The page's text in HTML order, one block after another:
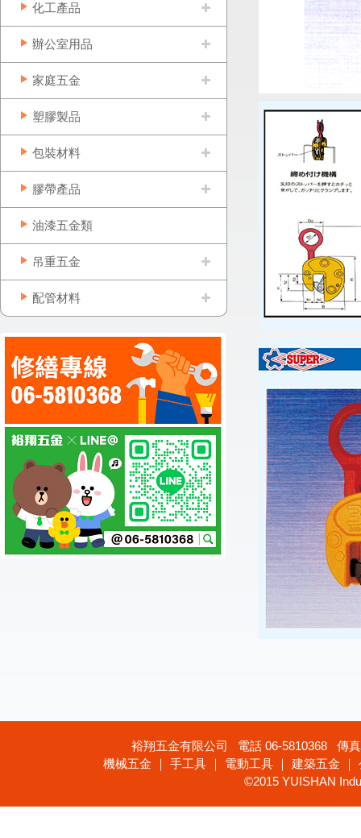
化工產品
辦公室用品
家庭五金
塑膠製品
包裝材料
膠帶產品
油漆五金類
吊重五金
配管材料
裕翔五金有限公司 電話 06-5810368 傳
機械五金 ｜ 手工具 ｜ 電動工具 ｜ 建築五金
©2015 YUISHAN